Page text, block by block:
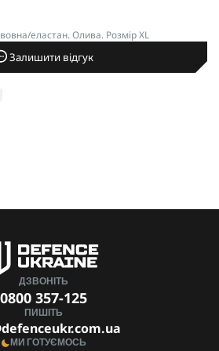
еластан. Олива. Розмір XL
Залишити відгук
ДЗВОНІТЬ
0800 357-125
ПИШІТЬ
МИ ГОТУЄМОСЬ